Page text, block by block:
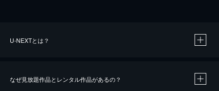
U-NEXTとは？
なぜ見放題作品とレンタル作品があるの？